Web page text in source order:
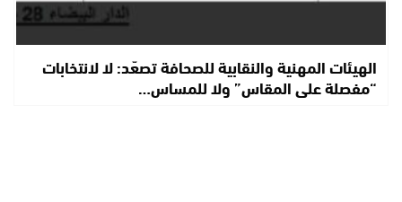
الهيئات المهنية والنقابية للصحافة تصعّد: لا لانتخابات
“مفصلة على المقاس” ولا للمساس…